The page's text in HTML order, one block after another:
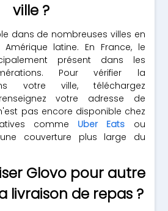
ville ?
dans de nombreuses villes en
Amérique latine. En France, le
présent dans les
Pour vérifier la
votre ville, téléchargez
votre adresse de
pas encore disponible chez
comme Uber Eats ou
couverture plus large du
Glovo pour autre
livraison de repas ?